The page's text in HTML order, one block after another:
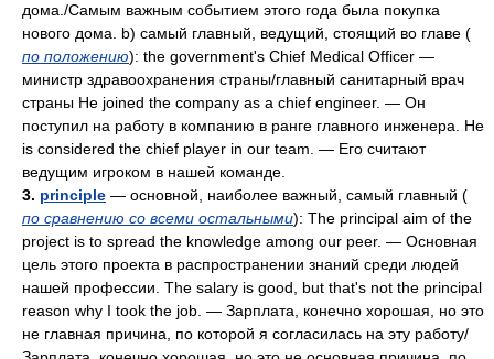
дома./Самым важным событием этого года была покупка
нового дома. b) самый главный, ведущий, стоящий во главе (
по положению): the government's Chief Medical Officer —
министр здравоохранения страны/главный санитарный врач
страны Не joined the company as a chief engineer. — Он
поступил на работу в компанию в ранге главного инженера. Hе
is considered the chief player in our team. — Его считают
ведущим игроком в нашей команде.
3. principle — основной, наиболее важный, самый главный (
по сравнению со всеми остальными): The principal aim of the
project is to spread the knowledge among our peer. — Основная
цель этого проекта в распространении знаний среди людей
нашей профессии. The salary is good, but that's not the principal
reason why I took the job. — Зарплата, конечно хорошая, но это
не главная причина, по которой я согласилась на эту работу/